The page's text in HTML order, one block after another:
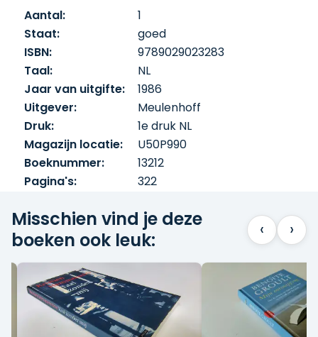
Aantal:
1
Staat:
goed
ISBN:
9789029023283
Taal:
NL
Jaar van uitgifte:
1986
Uitgever:
Meulenhoff
Druk:
1e druk NL
Magazijn locatie:
U50P990
Boeknummer:
13212
Pagina's:
322
Misschien vind je deze
boeken ook leuk:
‹ ›